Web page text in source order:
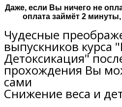
Даже, если Вы ничего не
оплата займёт 2
Чудесные
выпускников курса
Детоксикация"
прохождения Вы
сами
Снижение веса и